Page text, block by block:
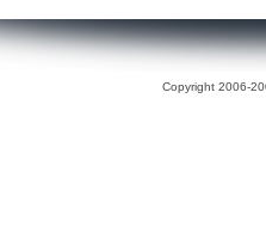
Copyright 2006-